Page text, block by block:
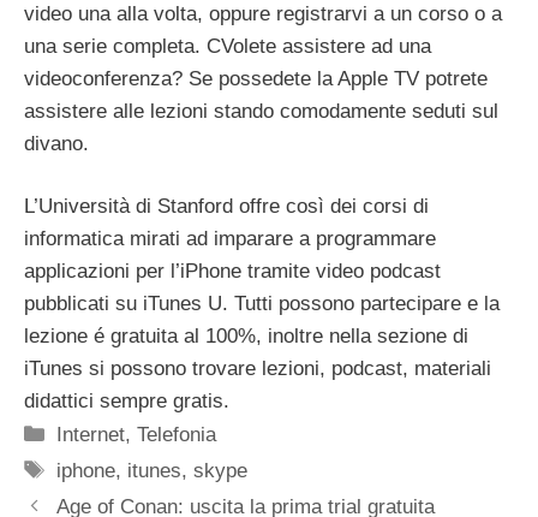
video una alla volta, oppure registrarvi a un corso o a
una serie completa. CVolete assistere ad una
videoconferenza? Se possedete la Apple TV potrete
assistere alle lezioni stando comodamente seduti sul
divano.
L’Università di Stanford offre così dei corsi di
informatica mirati ad imparare a programmare
applicazioni per l’iPhone tramite video podcast
pubblicati su iTunes U. Tutti possono partecipare e la
lezione é gratuita al 100%, inoltre nella sezione di
iTunes si possono trovare lezioni, podcast, materiali
didattici sempre gratis.
Categorie
Internet,Telefonia
Tag
iphone, itunes,skype
Age of Conan: uscita la prima trial gratuita